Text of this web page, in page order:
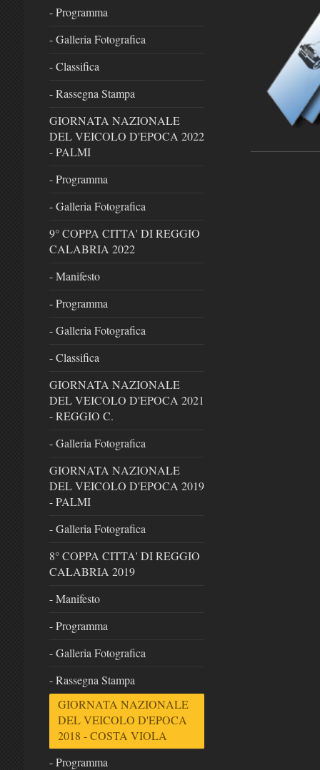
- Programma
- Galleria Fotografica
- Classifica
- Rassegna Stampa
GIORNATA NAZIONALE
DEL VEICOLO D'EPOCA 2022
- PALMI
- Programma
- Galleria Fotografica
9° COPPA CITTA' DI REGGIO
CALABRIA 2022
- Manifesto
- Programma
- Galleria Fotografica
- Classifica
GIORNATA NAZIONALE
DEL VEICOLO D'EPOCA 2021
- REGGIO C.
- Galleria Fotografica
GIORNATA NAZIONALE
DEL VEICOLO D'EPOCA 2019
- PALMI
- Galleria Fotografica
8° COPPA CITTA' DI REGGIO
CALABRIA 2019
- Manifesto
- Programma
- Galleria Fotografica
- Rassegna Stampa
GIORNATA NAZIONALE
DEL VEICOLO D'EPOCA
2018 - COSTA VIOLA
- Programma